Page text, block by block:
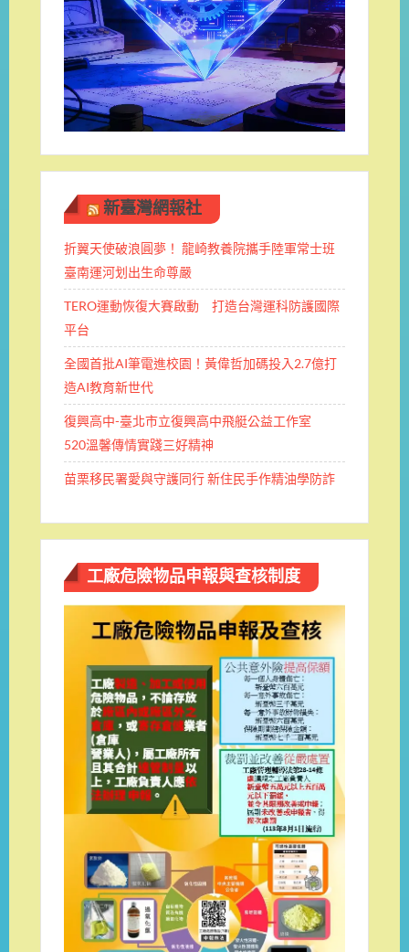
新臺灣網報社
折翼天使破浪圓夢！ 龍崎教養院攜手陸軍常士班 ​
臺南運河划出生命尊嚴
TERO運動恢復大賽啟動 打造台灣運科防護國際
平台
全國首批AI筆電進校園！黃偉哲加碼投入2.7億打
造AI教育新世代
復興高中-臺北市立復興高中飛艇公益工作室
520溫馨傳情實踐三好精神
苗栗移民署愛與守護同行 新住民手作精油學防詐
工廠危險物品申報與查核制度